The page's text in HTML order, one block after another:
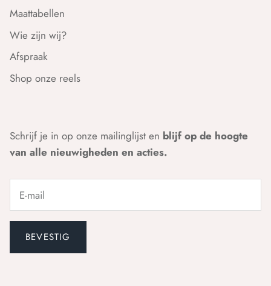
Maattabellen
Wie zijn wij?
Afspraak
Shop onze reels
Schrijf je in op onze mailinglijst en blijf op de hoogte
van alle nieuwigheden en acties.
BEVESTIG